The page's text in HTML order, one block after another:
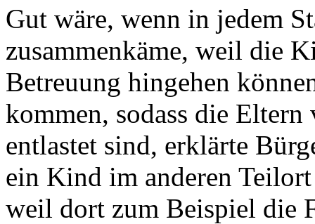
Gut wäre, wenn in jedem
zusammenkäme, weil die
Betreuung hingehen
kommen, sodass die
entlastet sind, erklärte
ein Kind im anderen
weil dort zum Beispiel die